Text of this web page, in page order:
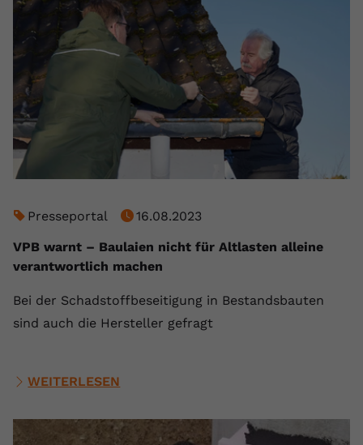
Presseportal
16.08.2023
VPB warnt – Baulaien nicht für Altlasten alleine
verantwortlich machen
Bei der Schadstoffbeseitigung in Bestandsbauten
sind auch die Hersteller gefragt
WEITERLESEN